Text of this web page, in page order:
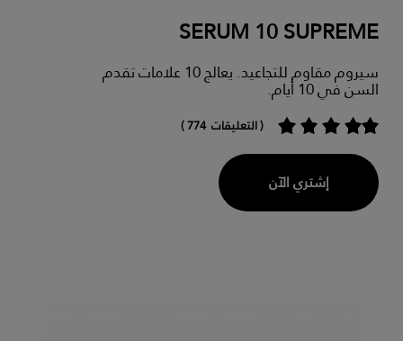
SERUM 10 SUPREME
سيروم مقاوم للتجاعيد. يعالج 10 علامات تقدم
السن في 10 أيام.
( التعليقات 774 )
إشتري الآن